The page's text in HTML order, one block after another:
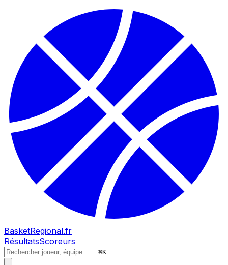
BasketRegional.fr
RésultatsScoreurs
⌘K